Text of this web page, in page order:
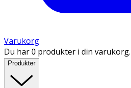
Varukorg
Du har 0 produkter i din varukorg.
Produkter